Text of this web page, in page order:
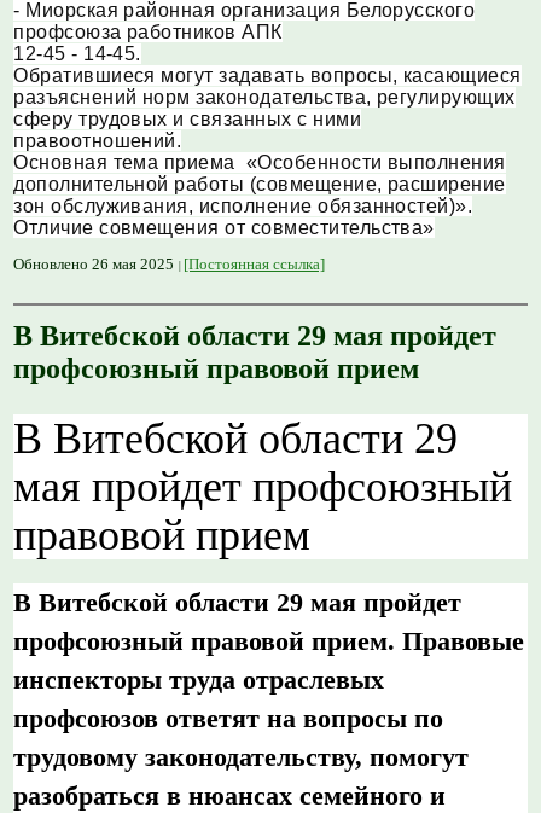
- Миорская районная организация Белорусского
профсоюза работников АПК
12-45 - 14-45.
Обратившиеся могут задавать вопросы, касающиеся
разъяснений норм законодательства, регулирующих
сферу трудовых и связанных с ними
правоотношений.
Основная тема приема «Особенности выполнения
дополнительной работы (совмещение, расширение
зон обслуживания, исполнение обязанностей)».
Отличие совмещения от совместительства»
Обновлено 26 мая 2025 [Постоянная ссылка]
В Витебской области 29 мая пройдет
профсоюзный правовой прием
В Витебской области 29
мая пройдет профсоюзный
правовой прием
В Витебской области 29 мая пройдет
профсоюзный правовой прием. Правовые
инспекторы труда отраслевых
профсоюзов ответят на вопросы по
трудовому законодательству, помогут
разобраться в нюансах семейного и